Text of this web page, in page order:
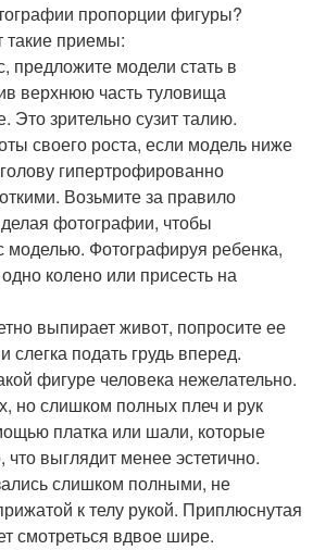
пропорции фигуры?
такие приемы:
предложите модели стать в
верхнюю часть туловища
Это зрительно сузит талию.
своего роста, если модель ниже
гипертрофированно
Возьмите за правило
фотографии, чтобы
моделью. Фотографируя ребенка,
колено или присесть на
выпирает живот, попросите ее
слегка подать грудь вперед.
фигуре человека нежелательно.
но слишком полных плеч и рук
платка или шали, которые
выглядит менее эстетично.
слишком полными, не
к телу рукой. Приплюснутая
смотреться вдвое шире.